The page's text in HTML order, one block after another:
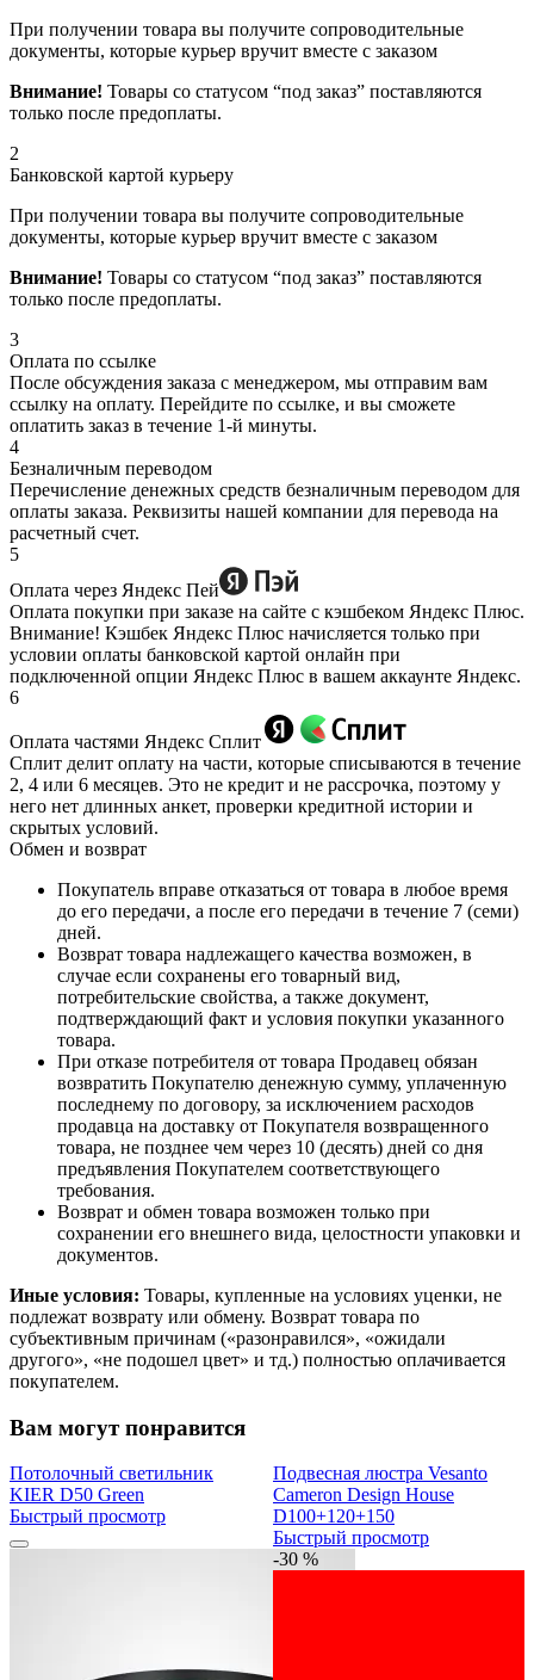
При получении товара вы получите сопроводительные
документы, которые курьер вручит вместе с заказом
Внимание! Товары со статусом “под заказ” поставляются
только после предоплаты.
2
Банковской картой курьеру
При получении товара вы получите сопроводительные
документы, которые курьер вручит вместе с заказом
Внимание! Товары со статусом “под заказ” поставляются
только после предоплаты.
3
Оплата по ссылке
После обсуждения заказа с менеджером, мы отправим вам
ссылку на оплату. Перейдите по ссылке, и вы сможете
оплатить заказ в течение 1-й минуты.
4
Безналичным переводом
Перечисление денежных средств безналичным переводом для
оплаты заказа. Реквизиты нашей компании для перевода на
расчетный счет.
5
Оплата через Яндекс Пей
Оплата покупки при заказе на сайте с кэшбеком Яндекс Плюс.
Внимание! Кэшбек Яндекс Плюс начисляется только при
условии оплаты банковской картой онлайн при
подключенной опции Яндекс Плюс в вашем аккаунте Яндекс.
6
Оплата частями Яндекс Сплит
Сплит делит оплату на части, которые списываются в течение
2, 4 или 6 месяцев. Это не кредит и не рассрочка, поэтому у
него нет длинных анкет, проверки кредитной истории и
скрытых условий.
Обмен и возврат
Покупатель вправе отказаться от товара в любое время
до его передачи, а после его передачи в течение 7 (семи)
дней.
Возврат товара надлежащего качества возможен, в
случае если сохранены его товарный вид,
потребительские свойства, а также документ,
подтверждающий факт и условия покупки указанного
товара.
При отказе потребителя от товара Продавец обязан
возвратить Покупателю денежную сумму, уплаченную
последнему по договору, за исключением расходов
продавца на доставку от Покупателя возвращенного
товара, не позднее чем через 10 (десять) дней со дня
предъявления Покупателем соответствующего
требования.
Возврат и обмен товара возможен только при
сохранении его внешнего вида, целостности упаковки и
документов.
Иные условия: Товары, купленные на условиях уценки, не
подлежат возврату или обмену. Возврат товара по
субъективным причинам («разонравился», «ожидали
другого», «не подошел цвет» и тд.) полностью оплачивается
покупателем.
Вам могут понравится
Потолочный светильник
KIER D50 Green
Быстрый просмотр
Подвесная люстра Vesanto
Cameron Design House
D100+120+150
Быстрый просмотр
-30 %